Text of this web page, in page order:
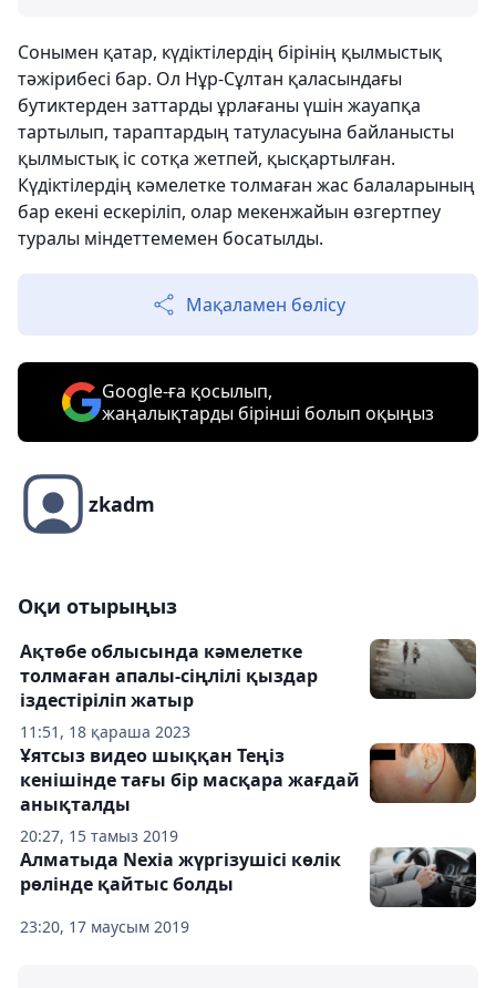
Сонымен қатар, күдіктілердің бірінің қылмыстық
тәжірибесі бар. Ол Нұр-Сұлтан қаласындағы
бутиктерден заттарды ұрлағаны үшін жауапқа
тартылып, тараптардың татуласуына байланысты
қылмыстық іс сотқа жетпей, қысқартылған.
Күдіктілердің кәмелетке толмаған жас балаларының
бар екені ескеріліп, олар мекенжайын өзгертпеу
туралы міндеттемемен босатылды.
Мақаламен бөлісу
Google-ға қосылып,
жаңалықтарды бірінші болып оқыңыз
zkadm
Оқи отырыңыз
11:51, 18 қараша 2023
Ақтөбе облысында кәмелетке
толмаған апалы-сіңлілі қыздар
іздестіріліп жатыр
20:27, 15 тамыз 2019
Ұятсыз видео шыққан Теңіз
кенішінде тағы бір масқара жағдай
анықталды
23:20, 17 маусым 2019
Алматыда Nexia жүргізушісі көлік
рөлінде қайтыс болды